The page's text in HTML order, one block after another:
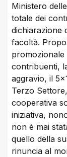
Ministero
totale dei
dichiarazione
facoltà.
contribuenti,
aggravio, il
Terzo
cooperativa
iniziativa,
non è mai
quello della
rinuncia al